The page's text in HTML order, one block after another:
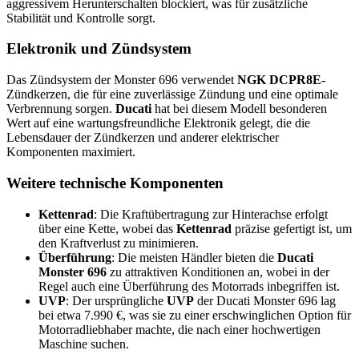
aggressivem Herunterschalten blockiert, was für zusätzliche
Stabilität und Kontrolle sorgt.
Elektronik und Zündsystem
Das Zündsystem der Monster 696 verwendet NGK DCPR8E-
Zündkerzen, die für eine zuverlässige Zündung und eine optimale
Verbrennung sorgen. Ducati hat bei diesem Modell besonderen
Wert auf eine wartungsfreundliche Elektronik gelegt, die die
Lebensdauer der Zündkerzen und anderer elektrischer
Komponenten maximiert.
Weitere technische Komponenten
Kettenrad: Die Kraftübertragung zur Hinterachse erfolgt
über eine Kette, wobei das Kettenrad präzise gefertigt ist, um
den Kraftverlust zu minimieren.
Überführung: Die meisten Händler bieten die Ducati
Monster 696 zu attraktiven Konditionen an, wobei in der
Regel auch eine Überführung des Motorrads inbegriffen ist.
UVP: Der ursprüngliche UVP der Ducati Monster 696 lag
bei etwa 7.990 €, was sie zu einer erschwinglichen Option für
Motorradliebhaber machte, die nach einer hochwertigen
Maschine suchen.